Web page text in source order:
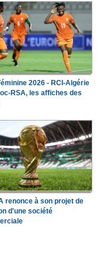
2026 - RCI-Algérie
RSA, les affiches des
renonce à son projet de
d'une société